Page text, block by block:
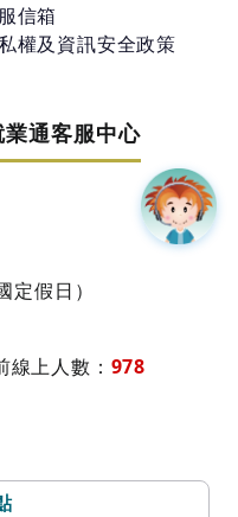
信箱
權及資訊安全政策
通客服中心
假日）
線上人數： 978